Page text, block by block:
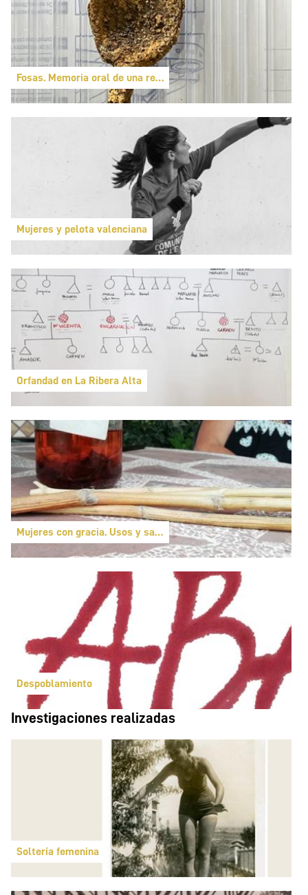
Fosas. Memoria oral de una represión
Mujeres y pelota valenciana
Orfandad en La Ribera Alta
Mujeres con gracia. Usos y saberes sobre medicina popular
Despoblamiento
Investigaciones realizadas
Soltería femenina